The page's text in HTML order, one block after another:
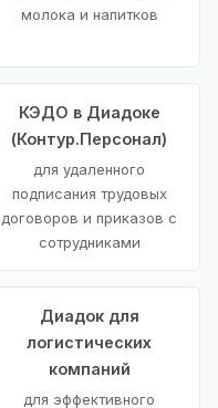
молока и напитков
КЭДО в Диадоке
(Контур.Персонал)
для удаленного
подписания трудовых
договоров и приказов с
сотрудниками
Диадок для
логистических
компаний
для эффективного